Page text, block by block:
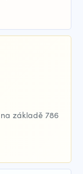
základě 786